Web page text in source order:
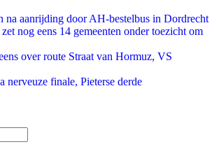
na aanrijding door AH-bestelbus in Dordrecht
nog eens 14 gemeenten onder toezicht om
over route Straat van Hormuz, VS
nerveuze finale, Pieterse derde